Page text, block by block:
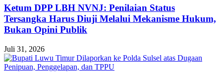
Ketum DPP LBH NVNJ: Penilaian Status
Tersangka Harus Diuji Melalui Mekanisme Hukum,
Bukan Opini Publik
Juli 31, 2026